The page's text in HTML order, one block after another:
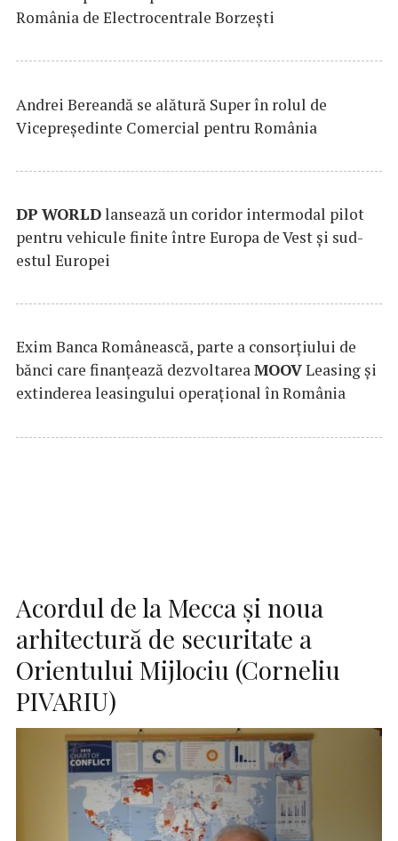
România de Electrocentrale Borzești
Andrei Bereandă se alătură Super în rolul de
Vicepreședinte Comercial pentru România
DP WORLDlansează un coridor intermodal pilot
pentru vehicule finite între Europa de Vest și sud-
estul Europei
Exim Banca Românească, parte a consorțiului de
bănci care finanțează dezvoltareaMOOVLeasing și
extinderea leasingului operațional în România
Acordul de la Mecca și noua
arhitectură de securitate a
Orientului Mijlociu (Corneliu
PIVARIU)